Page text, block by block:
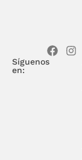
Síguenos
en: